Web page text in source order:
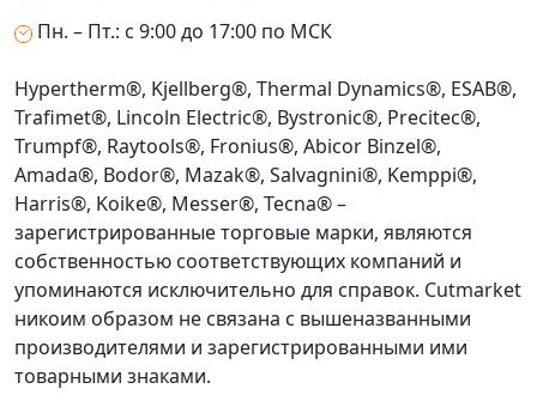
Пн. – Пт.: с 9:00 до 17:00 по МСК
Hypertherm®, Kjellberg®, Thermal Dynamics®, ESAB®,
Trafimet®, Lincoln Electric®, Bystronic®, Precitec®,
Trumpf®, Raytools®, Fronius®, Abicor Binzel®,
Amada®, Bodor®, Mazak®, Salvagnini®, Kemppi®,
Harris®, Koike®, Messer®, Tecna® –
зарегистрированные торговые марки, являются
собственностью соответствующих компаний и
упоминаются исключительно для справок. Cutmarket
никоим образом не связана с вышеназванными
производителями и зарегистрированными ими
товарными знаками.